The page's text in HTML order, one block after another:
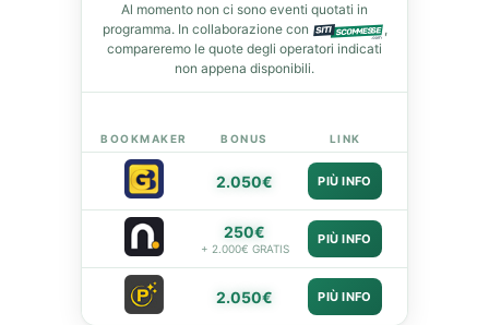
Al momento non ci sono eventi quotati in
programma. In collaborazione con
,
compareremo le quote degli operatori indicati
non appena disponibili.
BOOKMAKER BONUS LINK
2.050€ PIÙ INFO
250€
+ 2.000€ GRATIS
PIÙ INFO
2.050€ PIÙ INFO